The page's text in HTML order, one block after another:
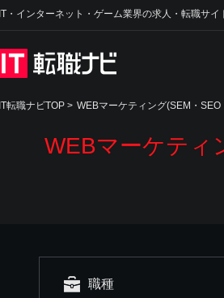
IT・インターネット・ゲーム業界の求人・転職サイ
IT転職ナビTOP > WEBマーケティング(SEM・
WEBマーケティ
職種